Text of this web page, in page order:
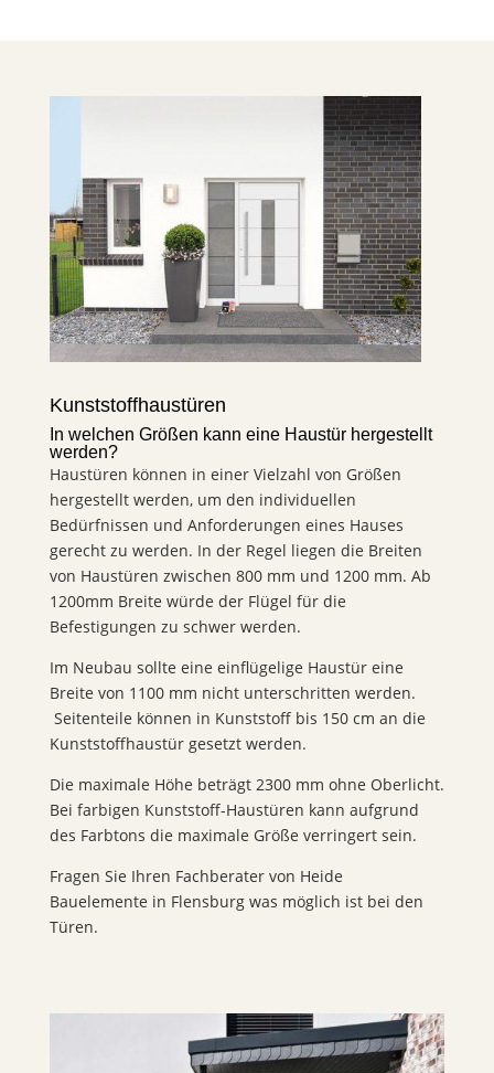
Kunststoffhaustüren
In welchen Größen kann eine Haustür hergestellt
werden?
Haustüren können in einer Vielzahl von Größen
hergestellt werden, um den individuellen
Bedürfnissen und Anforderungen eines Hauses
gerecht zu werden. In der Regel liegen die Breiten
von Haustüren zwischen 800 mm und 1200 mm. Ab
1200mm Breite würde der Flügel für die
Befestigungen zu schwer werden.
Im Neubau sollte eine einflügelige Haustür eine
Breite von 1100 mm nicht unterschritten werden.
Seitenteile können in Kunststoff bis 150 cm an die
Kunststoffhaustür gesetzt werden.
Die maximale Höhe beträgt 2300 mm ohne Oberlicht.
Bei farbigen Kunststoff-Haustüren kann aufgrund
des Farbtons die maximale Größe verringert sein.
Fragen Sie Ihren Fachberater von Heide
Bauelemente in Flensburg was möglich ist bei den
Türen.